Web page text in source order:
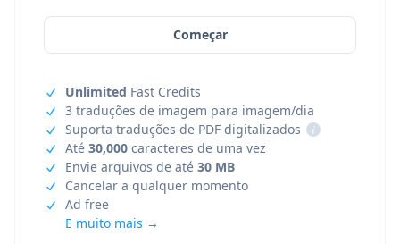
Começar
Unlimited Fast Credits
3 traduções de imagem para imagem/dia
Suporta traduções de PDF digitalizados
i
Até 30,000 caracteres de uma vez
Envie arquivos de até 30 MB
Cancelar a qualquer momento
Ad free
E muito mais →